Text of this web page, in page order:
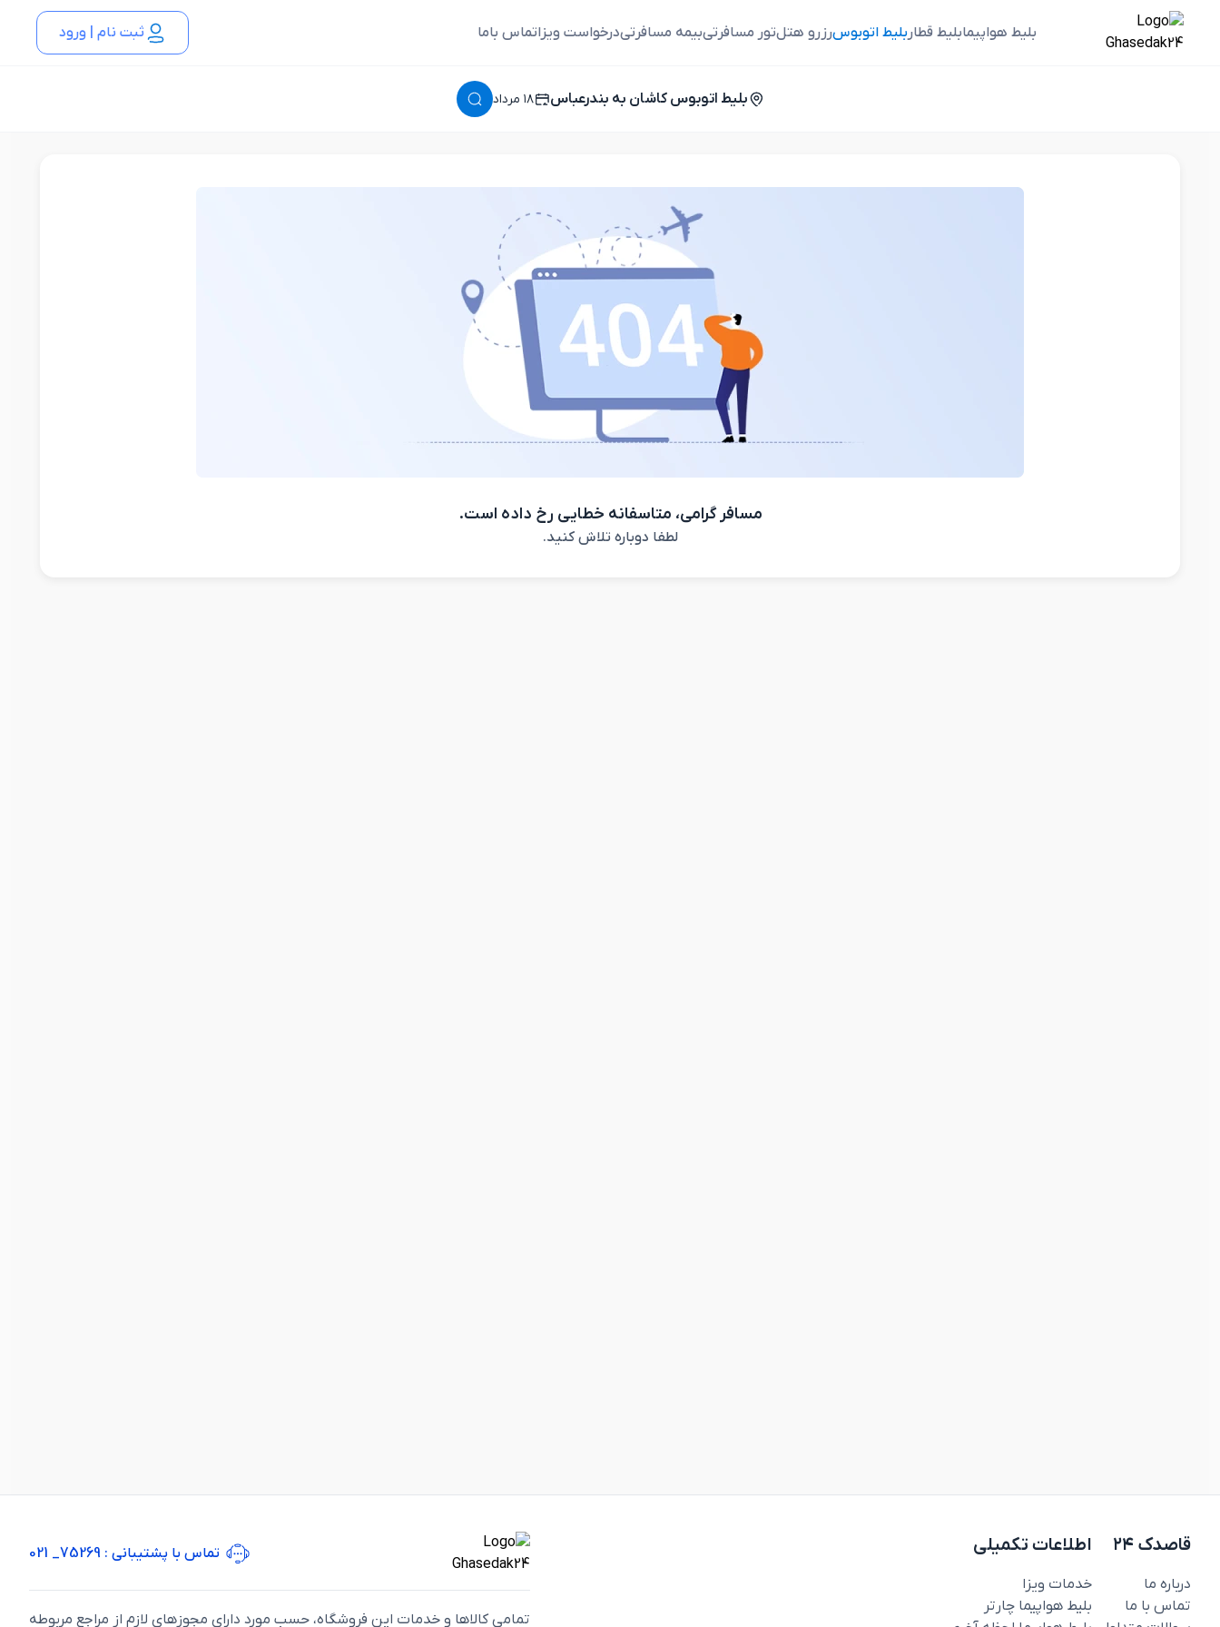
بلیط هواپیمابلیط قطاربلیط اتوبوسرزرو هتلتور مسافرتیبیمه مسافرتیدرخواست ویزاتماس باما ثبت نام | ورود
بلیط اتوبوس کاشان به بندرعباس ١٨ مرداد
مسافر گرامی، متاسفانه خطایی رخ داده است.
لطفا دوباره تلاش کنید.
قاصدک ۲۴
درباره ما
تماس با ما
اطلاعات تکمیلی
خدمات ویزا
بلیط هواپیما چارتر
تماس با پشتیبانی : 75269_ 021
تمامی كالاها و خدمات اين فروشگاه، حسب مورد دارای مجوزهای لازم از مراجع مربوطه